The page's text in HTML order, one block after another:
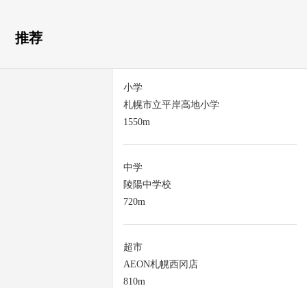
推荐
小学
札幌市立平岸高地小学
1550m
中学
陵陽中学校
720m
超市
AEON札幌西冈店
810m